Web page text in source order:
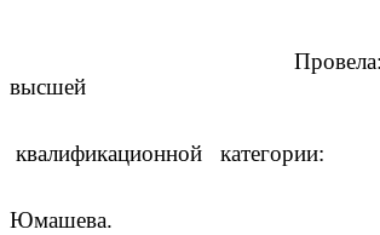
Провела:
высшей
квалификационной категории:
Юмашева.